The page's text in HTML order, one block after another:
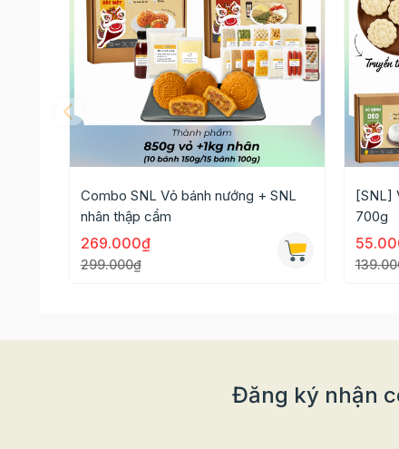
Thông tin chi tiết
- Số lượng: 12 tem/tấm
- Được dùng để làm trang trí, phân biệt các
Combo SNL Vỏ bánh nướng + SNL
nhân thập cẩm
269.000₫
299.000₫
[SNL]
700g
Đăng ký nhận